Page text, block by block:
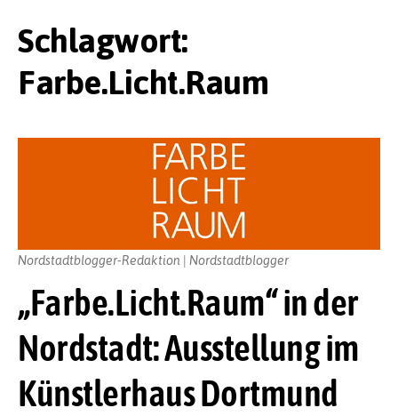
Schlagwort:
Farbe.Licht.Raum
„Farbe.Licht.Raum“ in der
Nordstadt: Ausstellung im
Künstlerhaus Dortmund
Nordstadtblogger-Redaktion | Nordstadtblogger